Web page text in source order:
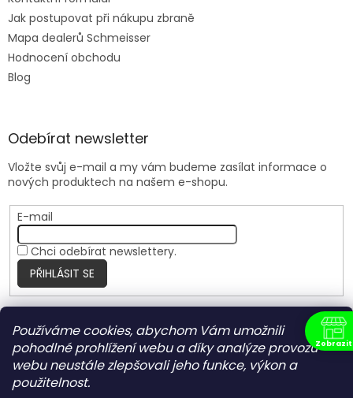
Používáme cookies, abychom Vám umožnili
pohodlné prohlížení webu a díky analýze provozu
webu neustále zlepšovali jeho funkce, výkon a
použitelnost.
Jak postupovat při nákupu zbraně
Mapa dealerů Schmeisser
Hodnocení obchodu
Blog
Odebírat newsletter
Vložte svůj e-mail a my vám budeme zasílat informace o
nových produktech na našem e-shopu.
E-mail
Chci odebírat newslettery.
PŘIHLÁSIT SE
Nite Ize Czech
Zobrazit